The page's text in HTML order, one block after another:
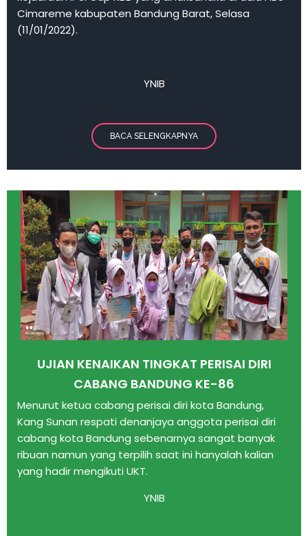
Cimareme kabupaten Bandung Barat, Selasa
(11/01/2022).
YNIB
BACA SELENGKAPNYA
UJIAN KENAIKAN TINGKAT PERISAI DIRI
CABANG BANDUNG KE-86
Menurut ketua cabang perisai diri kota Bandung,
Kang Sunan respati denanjaya anggota perisai diri
cabang kota Bandung sebenarnya sangat banyak
ribuan namun yang terpilih saat ini hanyalah kalian
yang hadir mengikuti UKT.
YNIB